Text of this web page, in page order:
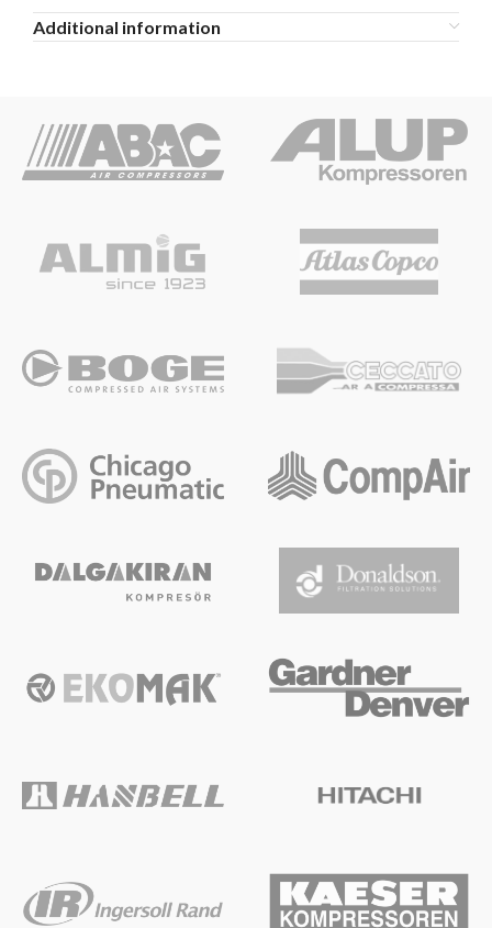
Additional information